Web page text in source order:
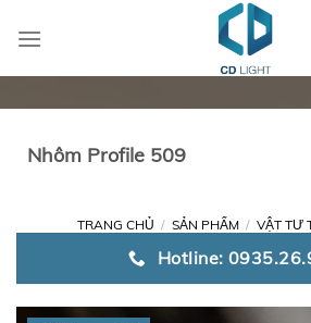
đến
Nhôm Profile 509
TRANG CHỦ / SẢN PHẨM / VẬT TƯ
Hotline: